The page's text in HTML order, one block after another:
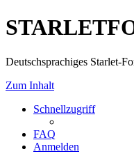
Deutschsprachiges Starlet-
Zum Inhalt
Schnellzugriff
FAQ
Anmelden